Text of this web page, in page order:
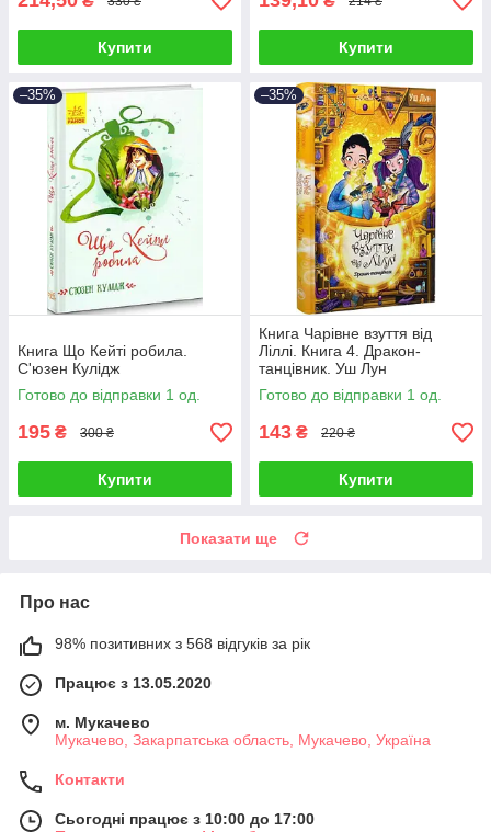
Купити Купити
–35%
Книга Що Кейті робила.
С'юзен Кулідж
Готово до відправки 1 од.
195 ₴ 300 ₴
Купити
–35%
Книга Чарівне взуття від
Ліллі. Книга 4. Дракон-
танцівник. Уш Лун
Готово до відправки 1 од.
143 ₴ 220 ₴
Купити
Показати ще
Про нас
98% позитивних з 568 відгуків за рік
Працює з 13.05.2020
м. Мукачево
Мукачево, Закарпатська область, Мукачево, Україна
Контакти
Сьогодні працює з 10:00 до 17:00